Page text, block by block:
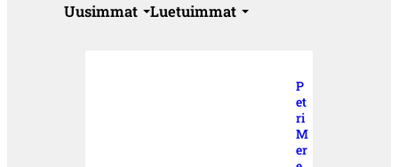
Uusimmat Luetuimmat
P
et
ri
M
er